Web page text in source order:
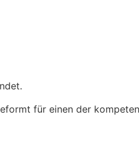
für einen der